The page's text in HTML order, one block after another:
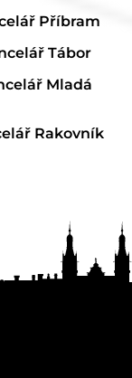
Příbram
Tábor
Mladá
Rakovník